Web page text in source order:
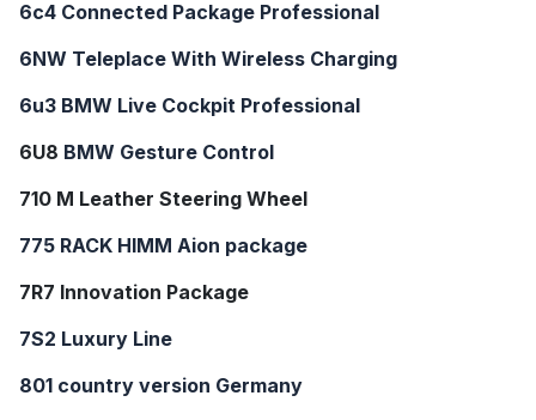
6c4 Connected Package Professional
6NW Teleplace With Wireless Charging
6u3 BMW Live Cockpit Professional
6U8 BMW Gesture Control
710 M Leather Steering Wheel
775 RACK HIMM Aion package
7R7 Innovation Package
7S2 Luxury Line
801 country version Germany